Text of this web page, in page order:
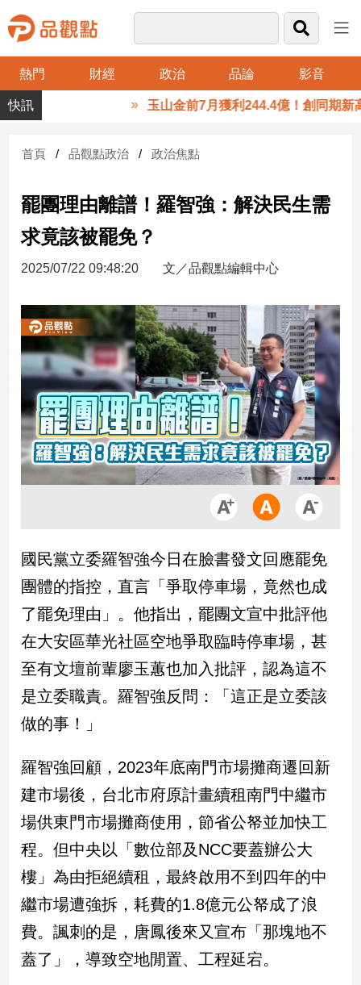
熱門 財經 政治 品論 影音
品
觀
財
台
財
新
產
經/
股
市
房
地
產
品
政
治
政
治
焦
觀
點
民
國
會
點
觀
點
兩
岸/
玉山金前7月獲利244.4億！創同期新高
首頁 品觀點政治 政治焦點
罷團理由離譜！羅智強：解決民生需
求竟該被罷免？
2025/07/22 09:48:20 文／品觀點編輯中心
國民黨立委羅智強今日在臉書發文回應罷免
團體的指控，直言「爭取停車場，竟然也成
了罷免理由」。他指出，罷團文宣中批評他
在大安區華光社區空地爭取臨時停車場，甚
至有文壇前輩廖玉蕙也加入批評，認為這不
是立委職責。羅智強反問：「這正是立委該
做的事！」
羅智強回顧，2023年底南門市場攤商遷回新
建市場後，台北市府原計畫續租南門中繼市
場供東門市場攤商使用，節省公帑並加快工
程。但中央以「數位部及NCC要蓋辦公大
樓」為由拒絕續租，最終啟用不到四年的中
繼市場遭強拆，耗費的1.8億元公帑成了浪
費。諷刺的是，唐鳳後來又宣布「那塊地不
蓋了」，導致空地閒置、工程延宕。